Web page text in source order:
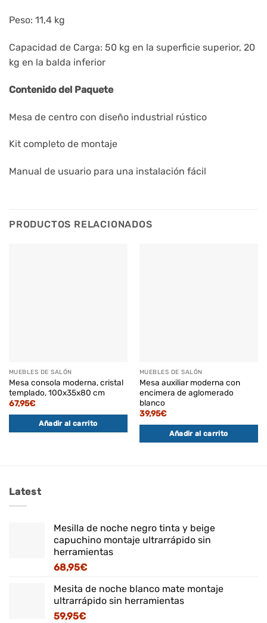
Peso: 11,4 kg
Capacidad de Carga: 50 kg en la superficie superior, 20
kg en la balda inferior
Contenido del Paquete
Mesa de centro con diseño industrial rústico
Kit completo de montaje
Manual de usuario para una instalación fácil
PRODUCTOS RELACIONADOS
MUEBLES DE SALÓN
Mesa consola moderna, cristal
templado, 100x35x80 cm
67,95€
Añadir al carrito
MUEBLES DE SALÓN
Mesa auxiliar moderna con
encimera de aglomerado
blanco
39,95€
Añadir al carrito
Latest
Mesilla de noche negro tinta y beige
capuchino montaje ultrarrápido sin
herramientas
68,95€
Mesita de noche blanco mate montaje
ultrarrápido sin herramientas
59,95€